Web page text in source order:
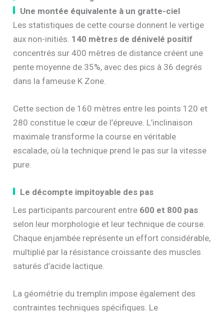
Une montée équivalente à un gratte-ciel
Les statistiques de cette course donnent le vertige
aux non-initiés. 140 mètres de dénivelé positif
concentrés sur 400 mètres de distance créent une
pente moyenne de 35%, avec des pics à 36 degrés
dans la fameuse K Zone.
Cette section de 160 mètres entre les points 120 et
280 constitue le cœur de l’épreuve. L’inclinaison
maximale transforme la course en véritable
escalade, où la technique prend le pas sur la vitesse
pure.
Le décompte impitoyable des pas
Les participants parcourent entre 600 et 800 pas
selon leur morphologie et leur technique de course.
Chaque enjambée représente un effort considérable,
multiplié par la résistance croissante des muscles
saturés d’acide lactique.
La géométrie du tremplin impose également des
contraintes techniques spécifiques. Le